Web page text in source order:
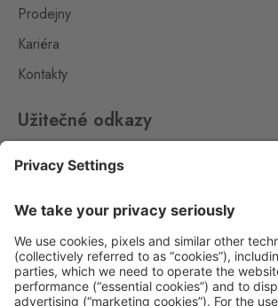
Prodejny
Kariéra
Kontakty
Užitečné odkazy
Whistleblowing
Ochrana osobních údajů
Aplikace Travel FREE ke stažení